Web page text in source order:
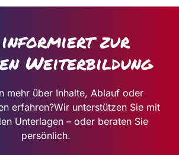
zur
Weiterbildung
mehr über Inhalte, Ablauf oder
erfahren?Wir unterstützen Sie mit
Unterlagen – oder beraten Sie
persönlich.